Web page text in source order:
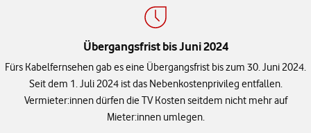
Übergangsfrist bis Juni 2024
Fürs Kabelfernsehen gab es eine Übergangsfrist bis zum 30. Juni 2024.
Seit dem 1. Juli 2024 ist das Nebenkostenprivileg entfallen.
Vermieter:innen dürfen die TV Kosten seitdem nicht mehr auf
Mieter:innen umlegen.